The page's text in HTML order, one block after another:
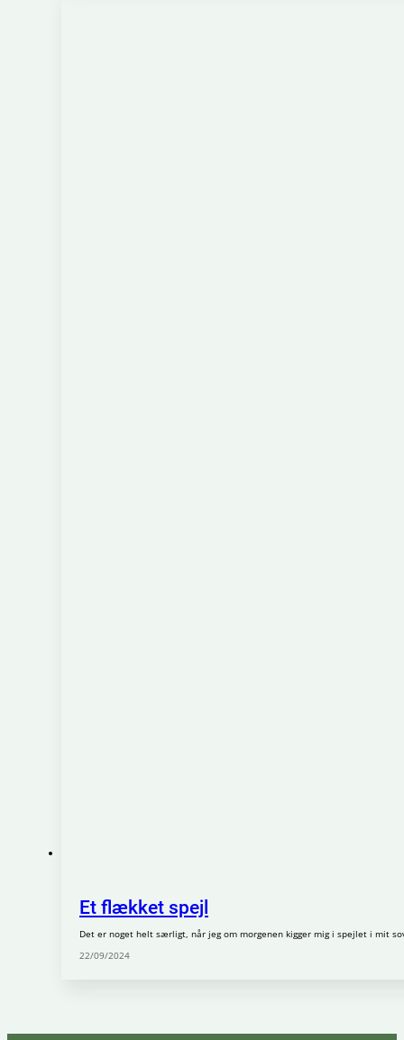
Et flækket spejl
Det er noget helt særligt, når jeg om morgenen kigger mig i spejlet i mit
22/09/2024